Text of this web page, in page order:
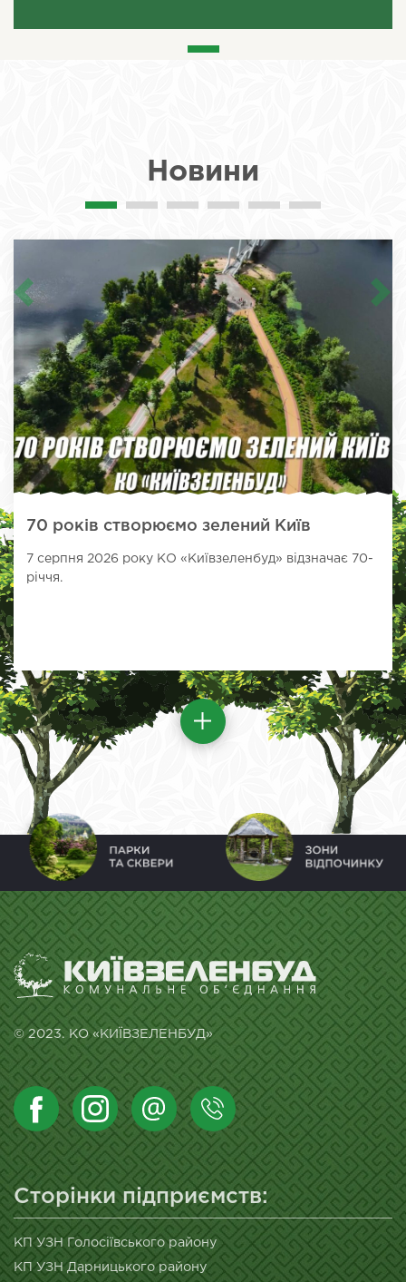
Новини
70 років створюємо зелений Київ
7 серпня 2026 року КО «Київзеленбуд» відзначає 70-
річчя.
© 2023. КО «КИЇВЗЕЛЕНБУД»
Сторінки підприємств:
КП УЗН Голосіївського району
КП УЗН Дарницького району